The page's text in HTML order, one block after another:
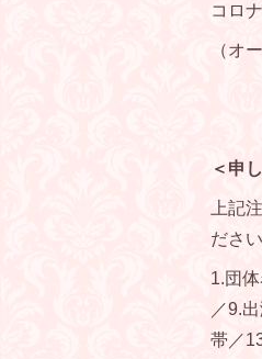
コロ
（オ
＜申
上記
ださい
1.団
／9.
帯／